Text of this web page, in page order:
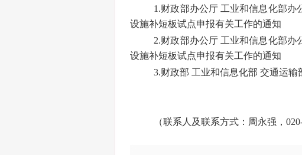
1.财政部办公厅 工业和信息化部办
设施补短板试点申报有关工作的通知
2.财政部办公厅 工业和信息化部办
设施补短板试点申报有关工作的通知
3.财政部 工业和信息化部 交通运
（联系人及联系方式：周永强，020-